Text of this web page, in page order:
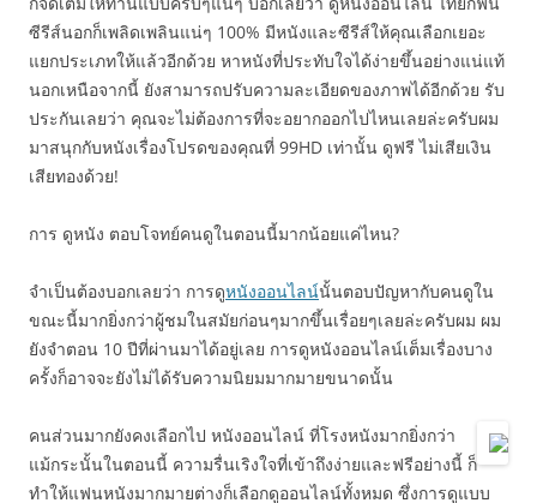
ซีรีส์นอกก็เพลิดเพลินแน่ๆ 100% มีหนังและซีรีส์ให้คุณเลือกเยอะ
แยกประเภทให้แล้วอีกด้วย หาหนังที่ประทับใจได้ง่ายขึ้นอย่างแน่แท้
นอกเหนือจากนี้ ยังสามารถปรับความละเอียดของภาพได้อีกด้วย รับ
ประกันเลยว่า คุณจะไม่ต้องการที่จะอยากออกไปไหนเลยล่ะครับผม
มาสนุกกับหนังเรื่องโปรดของคุณที่ 99HD เท่านั้น ดูฟรี ไม่เสียเงิน
เสียทองด้วย!
การ ดูหนัง ตอบโจทย์คนดูในตอนนี้มากน้อยแค่ไหน?
จำเป็นต้องบอกเลยว่า การดูหนังออนไลน์นั้นตอบปัญหากับคนดูใน
ขณะนี้มากยิ่งกว่าผู้ชมในสมัยก่อนๆมากขึ้นเรื่อยๆเลยล่ะครับผม ผม
ยังจำตอน 10 ปีที่ผ่านมาได้อยู่เลย การดูหนังออนไลน์เต็มเรื่องบาง
ครั้งก็อาจจะยังไม่ได้รับความนิยมมากมายขนาดนั้น
คนส่วนมากยังคงเลือกไป หนังออนไลน์ ที่โรงหนังมากยิ่งกว่า
แม้กระนั้นในตอนนี้ ความรื่นเริงใจที่เข้าถึงง่ายและฟรีอย่างนี้ ก็
ทำให้แฟนหนังมากมายต่างก็เลือกดูออนไลน์ทั้งหมด ซึ่งการดูแบบ